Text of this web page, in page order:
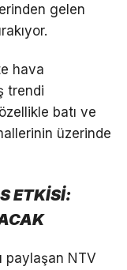
gelen
hava
trendi
batı ve
üzerinde
ETKİSİ:
paylaşan NTV